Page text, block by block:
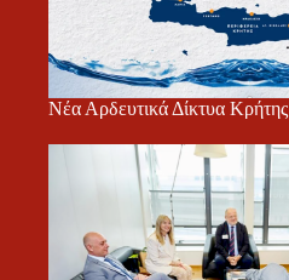
Νέα Αρδευτικά Δίκτυα Κρήτης